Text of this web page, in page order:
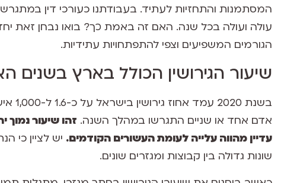
המסתמנות והתחזיות לעתיד. בעבודתנו כעורכי דין
עולה ועולה בכל שנה. האם זה באמת כך? בואו נבחן זאת יחד
הגורמים המשפיעים וצפי להתפתחויות עתידיות.
שיעור הגירושין הכולל בארץ בשנים
אדם אחד או שניים התגרשו במהלך השנה. זהו שיעור
עדיין מהווה עלייה לעומת העשורים הקודמים. יש לציין כי
שונות גדולה בין קבוצות ומגזרים שונים.